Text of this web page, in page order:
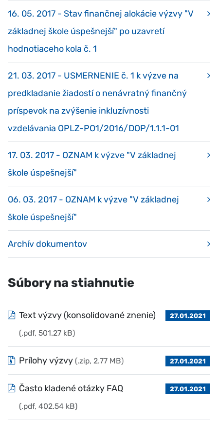
16. 05. 2017 - Stav finančnej alokácie výzvy "V
základnej škole úspešnejší" po uzavretí
hodnotiaceho kola č. 1
21. 03. 2017 - USMERNENIE č. 1 k výzve na
predkladanie žiadostí o nenávratný finančný
príspevok na zvýšenie inkluzívnosti
vzdelávania OPLZ-PO1/2016/DOP/1.1.1-01
17. 03. 2017 - OZNAM k výzve "V základnej
škole úspešnejší"
06. 03. 2017 - OZNAM k výzve "V základnej
škole úspešnejší"
Archív dokumentov
Súbory na stiahnutie
Text výzvy (konsolidované znenie)
(.pdf, 501.27 kB)
27.01.2021
Prílohy výzvy (.zip, 2.77 MB) 27.01.2021
Často kladené otázky FAQ
(.pdf, 402.54 kB)
27.01.2021